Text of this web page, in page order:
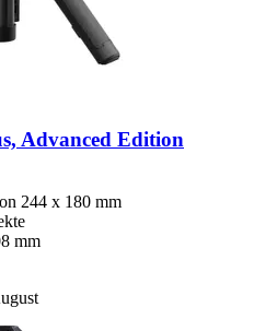
Advanced Edition
244 x 180 mm
mm